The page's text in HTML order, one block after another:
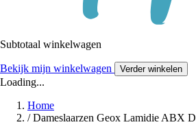
Subtotaal winkelwagen
Bekijk mijn winkelwagen Verder winkelen
Loading...
Home
/ Dameslaarzen Geox Lamidie ABX D